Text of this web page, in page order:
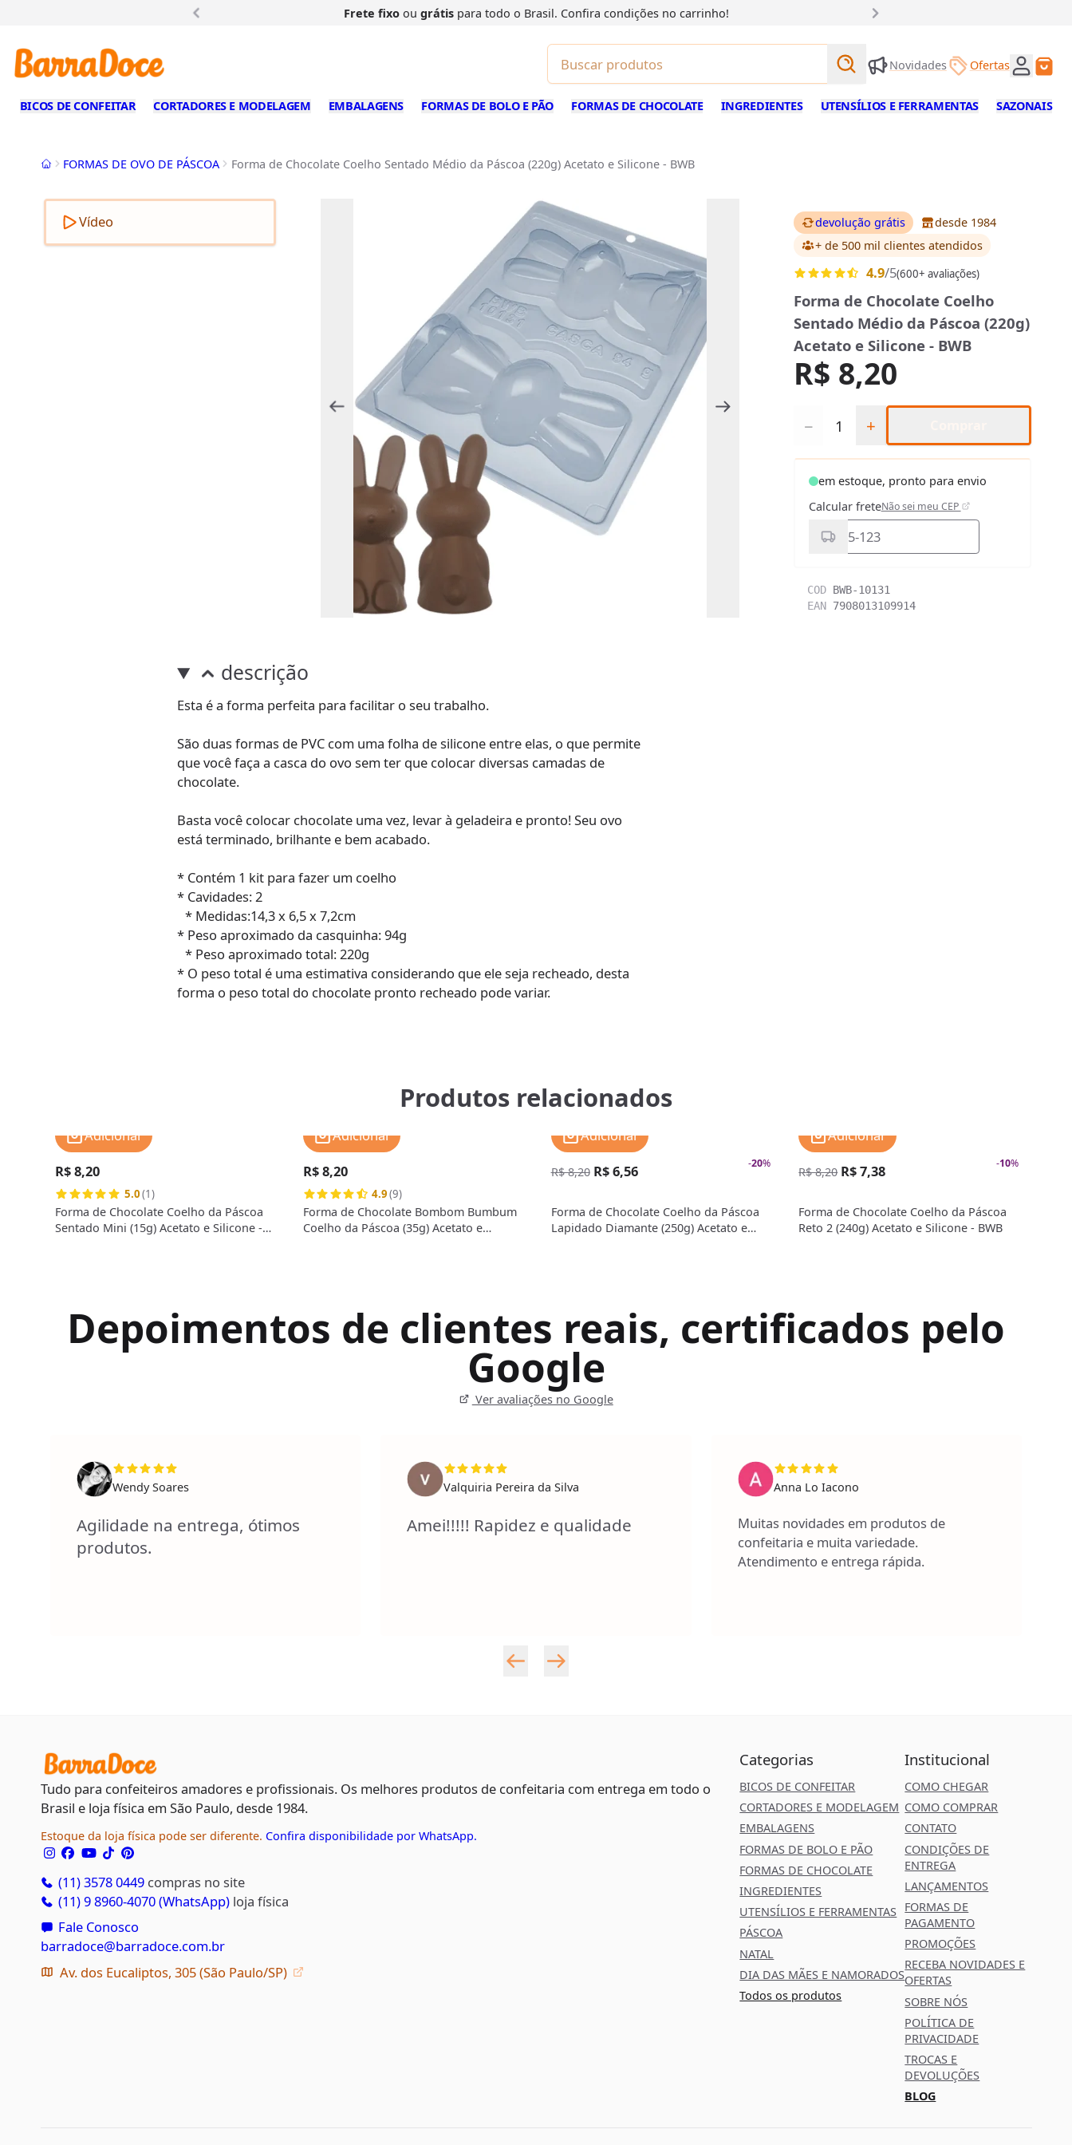
Frete fixoou grátispara todo o Brasil. Confira condições no carrinho!
Buscar produtos
Buscar
Novidades Ofertas
BICOS DE CONFEITAR CORTADORES E MODELAGEM EMBALAGENS FORMAS DE BOLO E PÃO FORMAS DE CHOCOLATE INGREDIENTES UTENSÍLIOS E FERRAMENTAS SAZONAIS
InícioFORMAS DE OVO DE PÁSCOA Forma de Chocolate Coelho Sentado Médio da Páscoa (220g) Acetato e Silicone - BWB
Vídeo devolução grátis
desde 1984
+ de 500 mil clientes atendidos
4.9/5(600+ avaliações)
Forma de Chocolate Coelho
Sentado Médio da Páscoa (220g)
Acetato e Silicone - BWB
R$ 8,20
− +
em estoque, pronto para envio
Calcular freteNão sei meu CEP
COD BWB-10131
EAN 7908013109914
descrição
Esta é a forma perfeita para facilitar o seu trabalho.
São duas formas de PVC com uma folha de silicone entre elas, o que permite
que você faça a casca do ovo sem ter que colocar diversas camadas de
chocolate.
Basta você colocar chocolate uma vez, levar à geladeira e pronto! Seu ovo
está terminado, brilhante e bem acabado.
* Contém 1 kit para fazer um coelho
* Cavidades: 2
* Medidas:14,3 x 6,5 x 7,2cm
* Peso aproximado da casquinha: 94g
* Peso aproximado total: 220g
* O peso total é uma estimativa considerando que ele seja recheado, desta
forma o peso total do chocolate pronto recheado pode variar.
Produtos relacionados
R$ 8,20
5.0(1)
Forma de Chocolate Coelho da Páscoa
Sentado Mini (15g) Acetato e Silicone -
Adicionar
R$ 8,20
4.9(9)
Forma de Chocolate Bombom Bumbum
Coelho da Páscoa (35g) Acetato e
Adicionar
-20%
R$ 8,20 R$ 6,56
Forma de Chocolate Coelho da Páscoa
Lapidado Diamante (250g) Acetato e
Adicionar
-10%
R$ 8,20 R$ 7,38
Forma de Chocolate Coelho da Páscoa
Reto 2 (240g) Acetato e Silicone - BWB
Adicionar
Depoimentos de clientes reais, certificados pelo
Google
Ver avaliações no Google
Wendy Soares
Agilidade na entrega, ótimos
produtos.
Valquiria Pereira da Silva
Amei!!!!! Rapidez e qualidade
Anna Lo Iacono
Muitas novidades em produtos de
confeitaria e muita variedade.
Atendimento e entrega rápida.
Tudo para confeiteiros amadores e profissionais. Os melhores produtos de confeitaria com entrega em todo o
Brasil e loja física em São Paulo, desde 1984.
Estoque da loja física pode ser diferente. Confira disponibilidade por WhatsApp.
(11) 3578 0449 compras no site
(11) 9 8960-4070 (WhatsApp) loja física
Fale Conosco
barradoce@barradoce.com.br
Av. dos Eucaliptos, 305 (São Paulo/SP)
Categorias
BICOS DE CONFEITAR
CORTADORES E MODELAGEM
EMBALAGENS
FORMAS DE BOLO E PÃO
FORMAS DE CHOCOLATE
INGREDIENTES
UTENSÍLIOS E FERRAMENTAS
PÁSCOA
NATAL
DIA DAS MÃES E NAMORADOS
Todos os produtos
Institucional
COMO CHEGAR
COMO COMPRAR
CONTATO
CONDIÇÕES DE
ENTREGA
LANÇAMENTOS
FORMAS DE
PAGAMENTO
PROMOÇÕES
RECEBA NOVIDADES E
OFERTAS
SOBRE NÓS
POLÍTICA DE
PRIVACIDADE
TROCAS E
DEVOLUÇÕES
BLOG